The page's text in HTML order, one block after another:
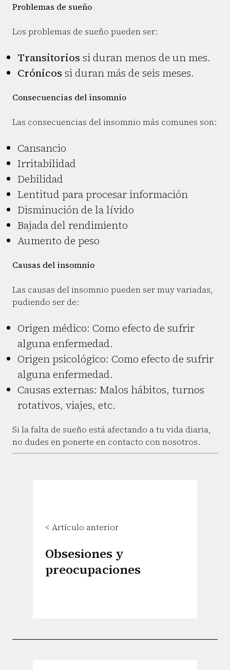
Problemas de sueño
Los problemas de sueño pueden ser:
Transitorios si duran menos de un mes.
Crónicos si duran más de seis meses.
Consecuencias del insomnio
Las consecuencias del insomnio más comunes son:
Cansancio
Irritabilidad
Debilidad
Lentitud para procesar información
Disminución de la lívido
Bajada del rendimiento
Aumento de peso
Causas del insomnio
Las causas del insomnio pueden ser muy variadas,
pudiendo ser de:
Origen médico: Como efecto de sufrir
alguna enfermedad.
Origen psicológico: Como efecto de sufrir
alguna enfermedad.
Causas externas: Malos hábitos, turnos
rotativos, viajes, etc.
Si la falta de sueño está afectando a tu vida diaria,
no dudes en ponerte en contacto con nosotros.
< Artículo anterior
Obsesiones y
preocupaciones